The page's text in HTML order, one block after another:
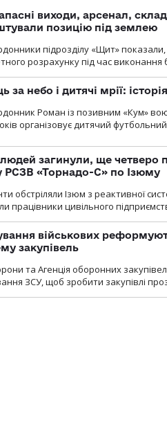
виходи, арсенал,
позицію під землею
підрозділу «Щит»
розрахунку під час
за небо і дитячі мрії:
Роман із позивним «Кум»
організовує дитячий
загинули, ще четверо
РСЗВ «Торнадо-С» по Ізюму
обстріляли Ізюм з реактивної
працівники цивільного
військових
закупівель
та Агенція оборонних
ЗСУ, щоб зробити закупівлі